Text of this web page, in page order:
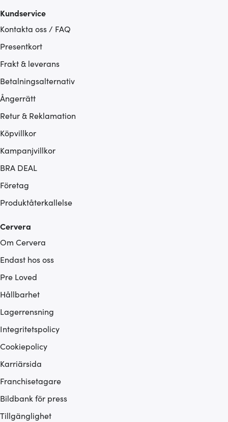
Kundservice
Kontakta oss / FAQ
Presentkort
Frakt & leverans
Betalningsalternativ
Ångerrätt
Retur & Reklamation
Köpvillkor
Kampanjvillkor
BRA DEAL
Företag
Produktåterkallelse
Cervera
Om Cervera
Endast hos oss
Pre Loved
Hållbarhet
Lagerrensning
Integritetspolicy
Cookiepolicy
Karriärsida
Franchisetagare
Bildbank för press
Tillgänglighet